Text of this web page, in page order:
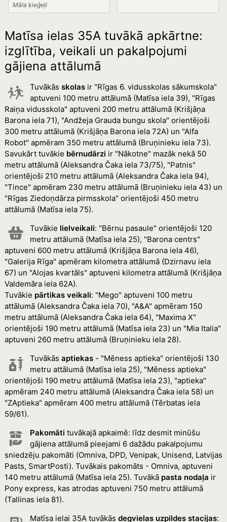
Māla ķieģeļi
Matīsa ielas 35A tuvākā apkārtne:
izglītība, veikali un pakalpojumi
gājiena attālumā
Tuvākās skolasir "Rīgas 6. vidusskolas sākumskola"
aptuveni 100 metru attālumā (Matīsa iela 39), "Rīgas
Raiņa vidusskola" aptuveni 200 metru attālumā (Krišjāņa
Barona iela 71), "Andžeja Grauda bungu skola" orientējoši
300 metru attālumā (Krišjāņa Barona iela 72A) un "Alfa
Robot" apmēram 350 metru attālumā (Bruņinieku iela 73).
Savukārt tuvākie bērnudārzi ir "Nākotne" mazāk nekā 50
metru attālumā (Aleksandra Čaka iela 73/75), "Patnis"
orientējoši 210 metru attālumā (Aleksandra Čaka iela 94),
"Tince" apmēram 230 metru attālumā (Bruņinieku iela 43) un
"Rīgas Ziedoņdārza pirmsskola" orientējoši 450 metru
attālumā (Matīsa iela 75).
Tuvākie lielveikali: "Bērnu pasaule" orientējoši 120
metru attālumā (Matīsa iela 25), "Barona centrs"
aptuveni 600 metru attālumā (Krišjāņa Barona iela 46),
"Galerija Rīga" apmēram kilometra attālumā (Dzirnavu iela
67) un "Alojas kvartāls" aptuveni kilometra attālumā (Krišjāņa
Valdemāra iela 62A).
Tuvākie pārtikas veikali: "Mego" aptuveni 100 metru
attālumā (Aleksandra Čaka iela 70), "A&A" apmēram 150
metru attālumā (Aleksandra Čaka iela 64), "Maxima X"
orientējoši 190 metru attālumā (Matīsa iela 23) un "Mia Italia"
aptuveni 260 metru attālumā (Bruņinieku iela 28).
Tuvākās aptiekas- "Mēness aptieka" orientējoši 130
metru attālumā (Matīsa iela 25), "Mēness aptieka"
orientējoši 190 metru attālumā (Matīsa iela 23), "aptieka"
apmēram 240 metru attālumā (Aleksandra Čaka iela 58) un
"ZAptieka" apmēram 400 metru attālumā (Tērbatas iela
59/61).
Pakomāti tuvākajā apkaimē: līdz desmit minūšu
gājiena attālumā pieejami 6 dažādu pakalpojumu
sniedzēju pakomāti (Omniva, DPD, Venipak, Unisend, Latvijas
Pasts, SmartPosti). Tuvākais pakomāts - Omniva, aptuveni
140 metru attālumā (Matīsa iela 25). Tuvākā pasta nodaļa ir
Pony express, kas atrodas aptuveni 750 metru attālumā
(Tallinas iela 81).
Matīsa ielai 35A tuvākās degvielas uzpildes stacijas: